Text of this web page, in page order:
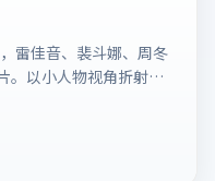
雷佳音、裴斗娜、周冬
。以小人物视角折射时
参考，上映日期以片